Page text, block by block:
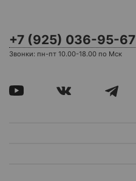
+7 (925) 036-95-67
Звонки: пн-пт 10.00-18.00 по Мск